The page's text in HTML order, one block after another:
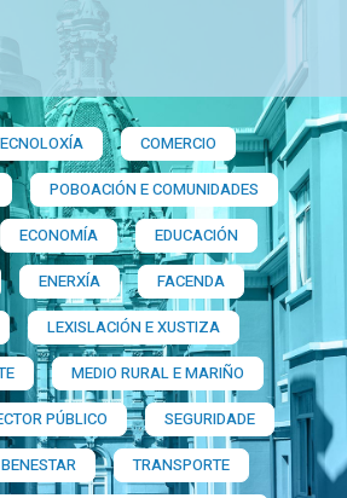
COMERCIO
POBOACIÓN E COMUNIDADES
ECONOMÍA
EDUCACIÓN
ENERXÍA
FACENDA
LEXISLACIÓN E XUSTIZA
MEDIO RURAL E MARIÑO
PÚBLICO
SEGURIDADE
TRANSPORTE